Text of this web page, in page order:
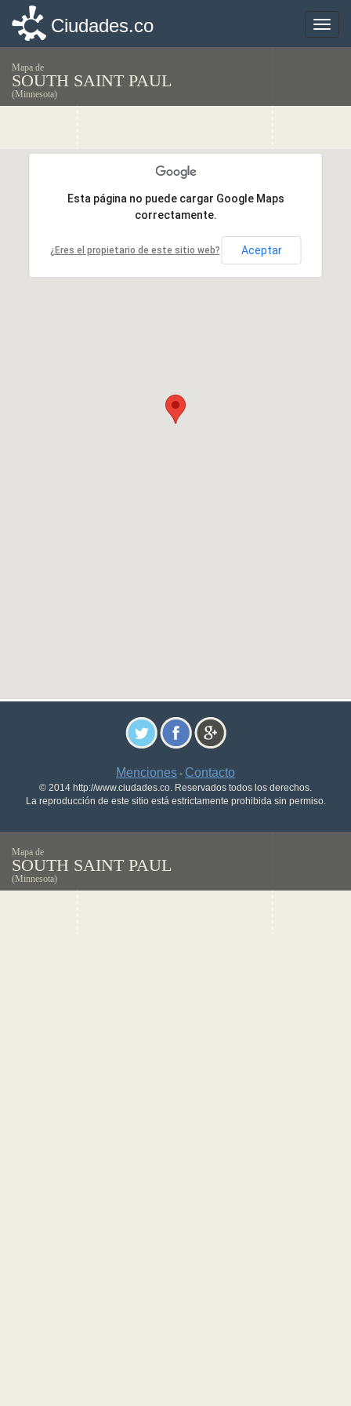
Toggle
Ciudades.co
Mapa de
SOUTH SAINT PAUL
(Minnesota)
Esta página no puede cargar Google Maps
correctamente.
¿Eres el propietario de este sitio web? Aceptar
Esta página no puede cargar Google Maps
correctamente.
¿Eres el propietario de este sitio web? Aceptar
Menciones - Contacto
© 2014 http://www.ciudades.co. Reservados todos los derechos.
La reproducción de este sitio está estrictamente prohibida sin permiso.
Toggle
Ciudades.co
Mapa de
SOUTH SAINT PAUL
(Minnesota)